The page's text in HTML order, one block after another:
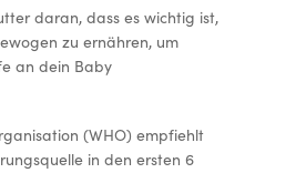
daran, dass es wichtig ist,
zu ernähren, um
an dein Baby
(WHO) empfiehlt
in den ersten 6